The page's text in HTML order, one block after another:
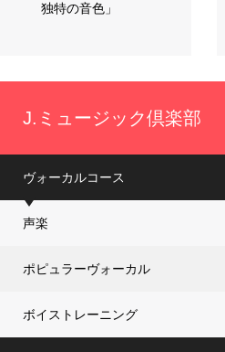
独特の音色」
J.ミュージック倶楽部
ヴォーカルコース
声楽
ポピュラーヴォーカル
ボイストレーニング